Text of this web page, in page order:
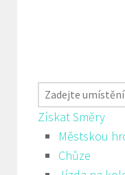
Získat Směry
Městskou
Chůze